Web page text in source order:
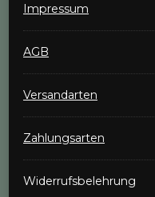
Impressum
AGB
Versandarten
Zahlungsarten
Widerrufsbelehrung